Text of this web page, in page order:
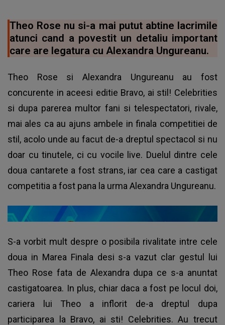
Theo Rose nu si-a mai putut abtine lacrimile
atunci cand a povestit un detaliu important
care are legatura cu Alexandra Ungureanu.
Theo Rose si Alexandra Ungureanu au fost
concurente in aceesi editie Bravo, ai stil! Celebrities
si dupa parerea multor fani si telespectatori, rivale,
mai ales ca au ajuns ambele in finala competitiei de
stil, acolo unde au facut de-a dreptul spectacol si nu
doar cu tinutele, ci cu vocile live. Duelul dintre cele
doua cantarete a fost strans, iar cea care a castigat
competitia a fost pana la urma Alexandra Ungureanu.
S-a vorbit mult despre o posibila rivalitate intre cele
doua in Marea Finala desi s-a vazut clar gestul lui
Theo Rose fata de Alexandra dupa ce s-a anuntat
castigatoarea. In plus, chiar daca a fost pe locul doi,
cariera lui Theo a inflorit de-a dreptul dupa
participarea la Bravo, ai sti! Celebrities. Au trecut